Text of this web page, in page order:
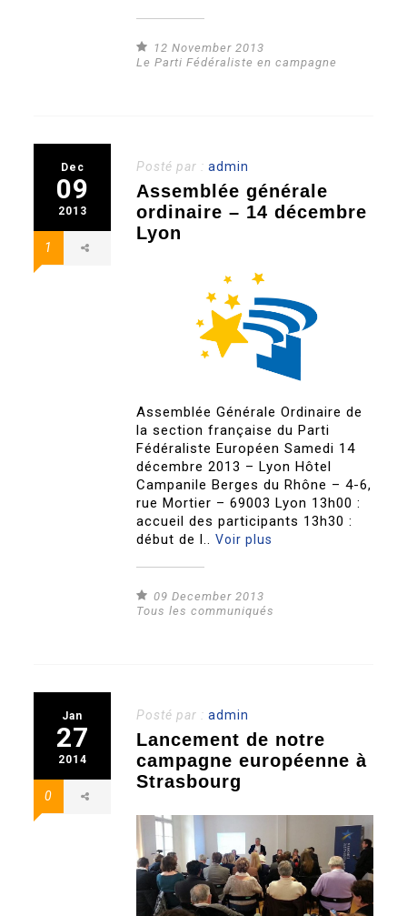
12 November 2013
Le Parti Fédéraliste en campagne
Dec
09
2013
1
Posté par :admin
Assemblée générale
ordinaire – 14 décembre
Lyon
Assemblée Générale Ordinaire de
la section française du Parti
Fédéraliste Européen Samedi 14
décembre 2013 – Lyon Hôtel
Campanile Berges du Rhône – 4-6,
rue Mortier – 69003 Lyon 13h00 :
accueil des participants 13h30 :
début de l..Voir plus
09 December 2013
Tous les communiqués
Jan
27
2014
0
Posté par :admin
Lancement de notre
campagne européenne à
Strasbourg